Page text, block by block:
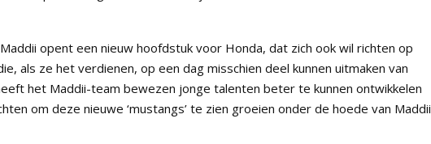
opent een nieuw hoofdstuk voor Honda, dat zich ook wil richten op
als ze het verdienen, op een dag misschien deel kunnen uitmaken van
het Maddii-team bewezen jonge talenten beter te kunnen ontwikkelen
om deze nieuwe ‘mustangs’ te zien groeien onder de hoede van Maddii